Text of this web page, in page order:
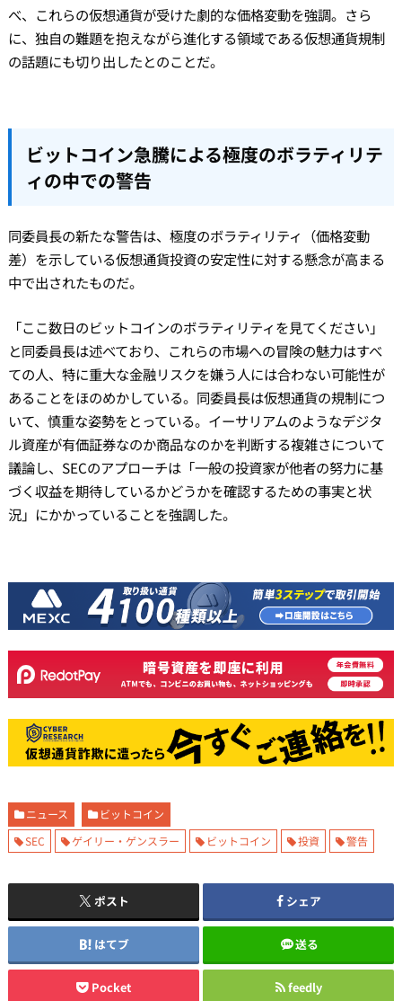
べ、これらの仮想通貨が受けた劇的な価格変動を強調。さら
に、独自の難題を抱えながら進化する領域である仮想通貨規制
の話題にも切り出したとのことだ。
ビットコイン急騰による極度のボラティリテ
ィの中での警告
同委員長の新たな警告は、極度のボラティリティ（価格変動
差）を示している仮想通貨投資の安定性に対する懸念が高まる
中で出されたものだ。
「ここ数日のビットコインのボラティリティを見てください」
と同委員長は述べており、これらの市場への冒険の魅力はすべ
ての人、特に重大な金融リスクを嫌う人には合わない可能性が
あることをほのめかしている。同委員長は仮想通貨の規制につ
いて、慎重な姿勢をとっている。イーサリアムのようなデジタ
ル資産が有価証券なのか商品なのかを判断する複雑さについて
議論し、SECのアプローチは「一般の投資家が他者の努力に基
づく収益を期待しているかどうかを確認するための事実と状
況」にかかっていることを強調した。
ニュース
ビットコイン
SEC
ゲイリー・ゲンスラー ビットコイン 投資 警告
ポスト シェア
はてブ 送る
Pocket feedly